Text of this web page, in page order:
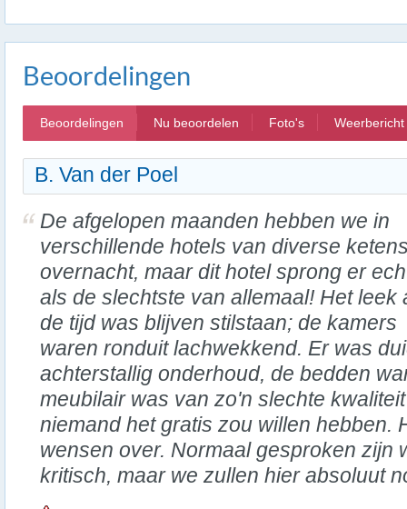
Beoordelingen
Beoordelingen Nu beoordelen Foto's Weerbericht
B. Van der Poel
De afgelopen maanden hebben we in
verschillende hotels van diverse
overnacht, maar dit hotel sprong er
als de slechtste van allemaal! Het leek
de tijd was blijven stilstaan; de kamers
waren ronduit lachwekkend. Er was
achterstallig onderhoud, de bedden
meubilair was van zo'n slechte
niemand het gratis zou willen hebben.
wensen over. Normaal gesproken zijn
kritisch, maar we zullen hier absoluut